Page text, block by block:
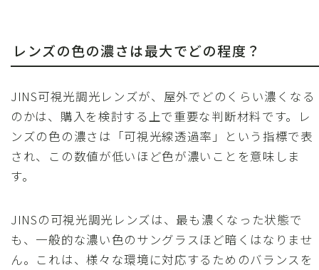
レンズの色の濃さは最大でどの程度？
JINS可視光調光レンズが、屋外でどのくらい濃くなる
のかは、購入を検討する上で重要な判断材料です。レ
ンズの色の濃さは「可視光線透過率」という指標で表
され、この数値が低いほど色が濃いことを意味しま
す。
JINSの可視光調光レンズは、最も濃くなった状態で
も、一般的な濃い色のサングラスほど暗くはなりませ
ん。これは、様々な環境に対応するためのバランスを